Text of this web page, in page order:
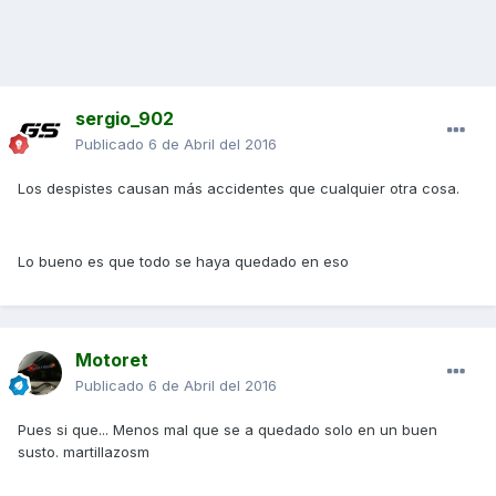
sergio_902
Publicado 6 de Abril del 2016
Los despistes causan más accidentes que cualquier otra cosa.
Lo bueno es que todo se haya quedado en eso
Motoret
Publicado 6 de Abril del 2016
Pues si que... Menos mal que se a quedado solo en un buen
susto. martillazosm